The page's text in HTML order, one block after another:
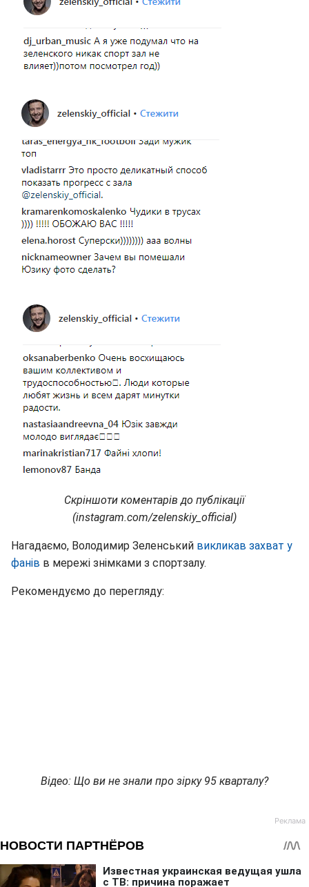
Скріншоти коментарів до публікації
(instagram.com/zelenskiy_official)
Нагадаємо, Володимир Зеленський викликав захват у
фанів в мережі знімками з спортзалу.
Рекомендуємо до перегляду:
Відео: Що ви не знали про зірку 95 кварталу?